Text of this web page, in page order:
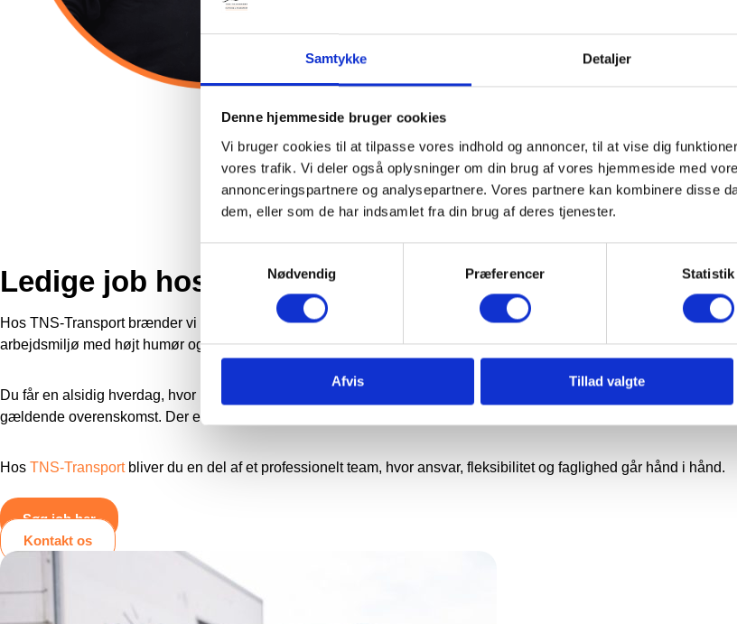
Samtykke Detaljer
Denne hjemmeside bruger cookies
Vi bruger cookies til at tilpasse vores indhold og annoncer, til at vise dig
vores trafik. Vi deler også oplysninger om din brug af vores hjemmeside med
annonceringspartnere og analysepartnere. Vores partnere kan kombinere disse
dem, eller som de har indsamlet fra din brug af deres tjenester.
Nødvendig
Præferencer Statistik
Afvis Tillad valgte
Ledige job hos TNS-Transport
Hos TNS-Transport brænder vi for vores arbejde og søger løbende dygtige medarbejdere, der vil være en del af
arbejdsmiljø med højt humør og fokus på samarbejde.
Du får en alsidig hverdag, hvor ingen dage er helt ens, og mulighed for at arbejde med mange forskellige typer
gældende overenskomst. Der er også mulighed for at blive tilknyttet faste kunder med en stabil daglig arbejdsgang.
Hos TNS-Transportbliver du en del af et professionelt team, hvor ansvar, fleksibilitet og faglighed går hånd i hånd.
Søg job her
Kontakt os